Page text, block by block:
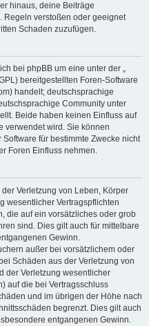
hinaus, deine Beiträge
Regeln verstoßen oder geeignet
Schaden zuzufügen.
bei phpBB um eine unter der „
bereitgestellten Foren-Software
handelt; deutschsprachige
Community unter
Beide haben keinen Einfluss auf
verwendet wird. Sie können
für bestimmte Zwecke nicht
Foren Einfluss nehmen.
Verletzung von Leben, Körper
wesentlicher Vertragspflichten
die auf ein vorsätzliches oder grob
sind. Dies gilt auch für mittelbare
Gewinn.
außer bei vorsätzlichem oder
Schäden aus der Verletzung von
der Verletzung wesentlicher
auf die bei Vertragsschluss
und im übrigen der Höhe nach
begrenzt. Dies gilt auch
entgangenen Gewinn.